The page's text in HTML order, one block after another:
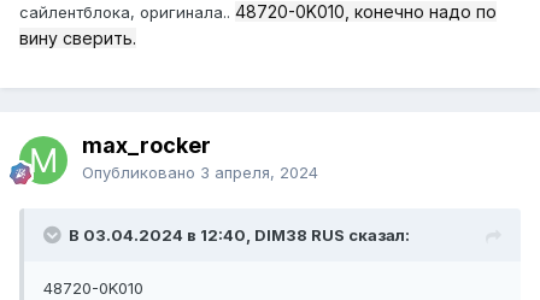
сайлентблока, оригинала.. 48720-0K010, конечно надо по
вину сверить.
max_rocker
Опубликовано 3 апреля, 2024
В 03.04.2024 в 12:40, DIM38 RUS сказал:
48720-0K010